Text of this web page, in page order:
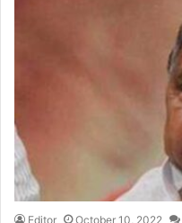
Editor October 10, 2022